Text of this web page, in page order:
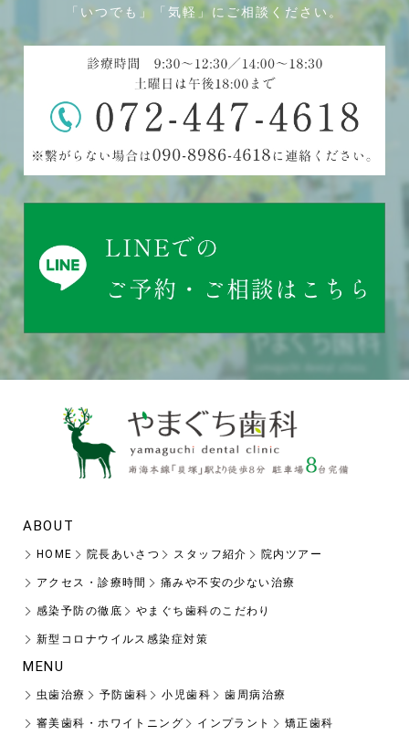
「いつでも」「気軽」にご相談ください。
ABOUT
HOME 院長あいさつ スタッフ紹介 院内ツアー
アクセス・診療時間 痛みや不安の少ない治療
感染予防の徹底 やまぐち歯科のこだわり
新型コロナウイルス感染症対策
MENU
虫歯治療 予防歯科 小児歯科 歯周病治療
審美歯科・ホワイトニング インプラント 矯正歯科